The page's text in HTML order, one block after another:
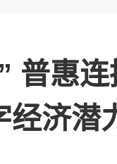
普惠
经济潜